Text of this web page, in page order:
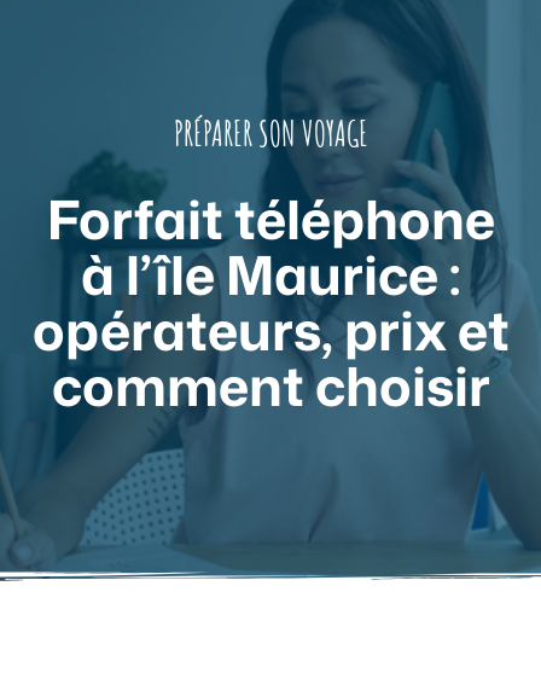
PRÉPARER SON VOYAGE
Forfait téléphone
à l’île Maurice :
opérateurs, prix et
comment choisir